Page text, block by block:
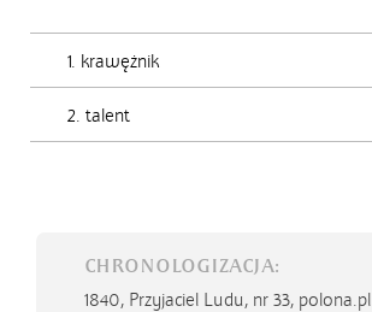
1. krawężnik
2. talent
CHRONOLOGIZACJA:
1840, Przyjaciel Ludu, nr 33, polona.pl